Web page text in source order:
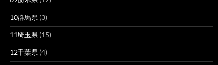
10群馬県 (3)
11埼玉県 (15)
12千葉県 (4)